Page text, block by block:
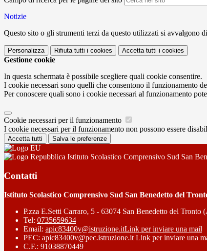
Notizie
Questo sito o gli strumenti terzi da questo utilizzati si avvalgono
Personalizza Rifiuta tutti i cookies Accetta tutti i cookies
Gestione cookie
In questa schermata è possibile scegliere quali cookie consentire.
I cookie necessari sono quelli che consentono il funzionamento
Per conoscere quali sono i cookie necessari al funzionamento
Cookie necessari per il funzionamento
I cookie necessari per il funzionamento non possono essere
Accetta tutti Salva le preferenze
Istituto Scolastico Comprensivo Sud San
Contatti
Istituto Scolastico Comprensivo Sud San Benedetto del
P.zza E.Setti Carraro, 5 - 63074 San Benedetto del Tronto
Tel: 0735659634
Email: apic83400v@istruzione.itLink per inviare una mail
PEC: apic83400v@pec.istruzione.it Link per inviare una
C.F.: 91038870449